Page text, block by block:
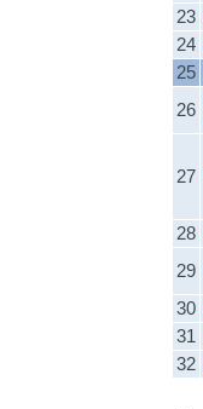
23
24
25
26
27
28
29
30
31
32